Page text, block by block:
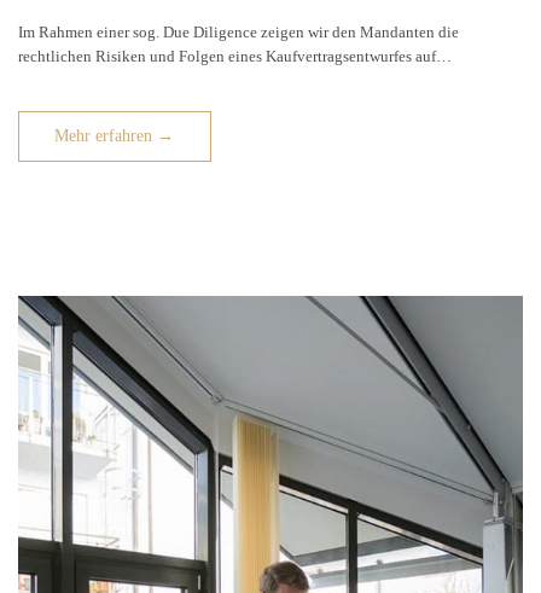
Im Rahmen einer sog. Due Diligence zeigen wir den Mandanten die
rechtlichen Risiken und Folgen eines Kaufvertragsentwurfes auf…
Mehr erfahren →